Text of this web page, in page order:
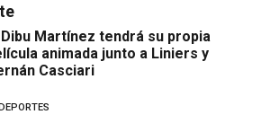
Dibu Martínez tendrá su propia
animada junto a Liniers y
Casciari
DEPORTES